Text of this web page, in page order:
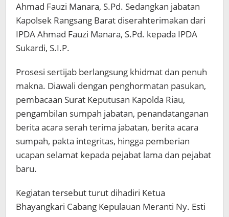
Ahmad Fauzi Manara, S.Pd. Sedangkan jabatan
Kapolsek Rangsang Barat diserahterimakan dari
IPDA Ahmad Fauzi Manara, S.Pd. kepada IPDA
Sukardi, S.I.P.
Prosesi sertijab berlangsung khidmat dan penuh
makna. Diawali dengan penghormatan pasukan,
pembacaan Surat Keputusan Kapolda Riau,
pengambilan sumpah jabatan, penandatanganan
berita acara serah terima jabatan, berita acara
sumpah, pakta integritas, hingga pemberian
ucapan selamat kepada pejabat lama dan pejabat
baru.
Kegiatan tersebut turut dihadiri Ketua
Bhayangkari Cabang Kepulauan Meranti Ny. Esti